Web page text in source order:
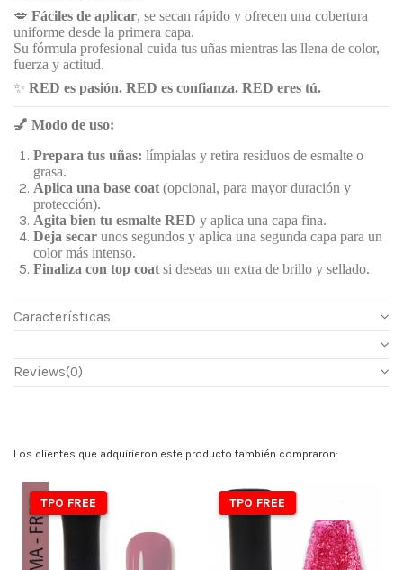
💋 Fáciles de aplicar, se secan rápido y ofrecen una cobertura
uniforme desde la primera capa.
Su fórmula profesional cuida tus uñas mientras las llena de color,
fuerza y actitud.
✨ RED es pasión. RED es confianza. RED eres tú.
💅 Modo de uso:
Prepara tus uñas: límpialas y retira residuos de esmalte o
grasa.
Aplica una base coat (opcional, para mayor duración y
protección).
Agita bien tu esmalte RED y aplica una capa fina.
Deja secar unos segundos y aplica una segunda capa para un
color más intenso.
Finaliza con top coat si deseas un extra de brillo y sellado.
Características
Reviews(0)
Los clientes que adquirieron este producto también compraron:
TPO FREE TPO FREE